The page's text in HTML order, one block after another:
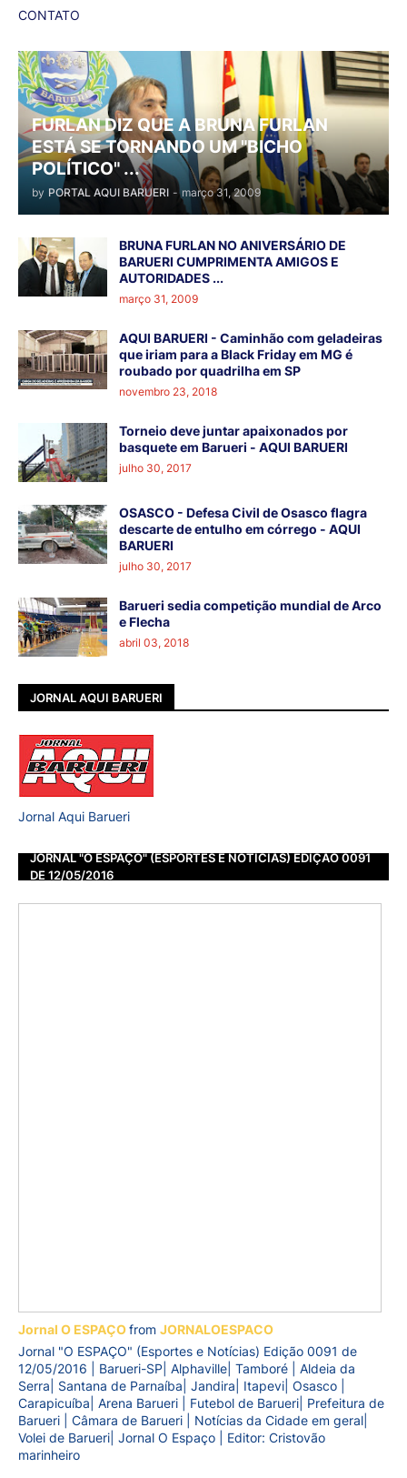
CONTATO
FURLAN DIZ QUE A BRUNA FURLAN
ESTÁ SE TORNANDO UM "BICHO
POLÍTICO" ...
by PORTAL AQUI BARUERI - março 31, 2009
BRUNA FURLAN NO ANIVERSÁRIO DE
BARUERI CUMPRIMENTA AMIGOS E
AUTORIDADES ...
março 31, 2009
AQUI BARUERI - Caminhão com geladeiras
que iriam para a Black Friday em MG é
roubado por quadrilha em SP
novembro 23, 2018
Torneio deve juntar apaixonados por
basquete em Barueri - AQUI BARUERI
julho 30, 2017
OSASCO - Defesa Civil de Osasco flagra
descarte de entulho em córrego - AQUI
BARUERI
julho 30, 2017
Barueri sedia competição mundial de Arco
e Flecha
abril 03, 2018
JORNAL AQUI BARUERI
Jornal Aqui Barueri
JORNAL "O ESPAÇO" (ESPORTES E NOTÍCIAS) EDIÇÃO 0091
DE 12/05/2016
Jornal O ESPAÇOfrom JORNALOESPACO
Jornal "O ESPAÇO" (Esportes e Notícias) Edição 0091 de
12/05/2016 | Barueri-SP| Alphaville| Tamboré | Aldeia da
Serra| Santana de Parnaíba| Jandira| Itapevi| Osasco |
Carapicuíba| Arena Barueri | Futebol de Barueri| Prefeitura de
Barueri | Câmara de Barueri | Notícias da Cidade em geral|
Volei de Barueri| Jornal O Espaço | Editor: Cristovão
marinheiro